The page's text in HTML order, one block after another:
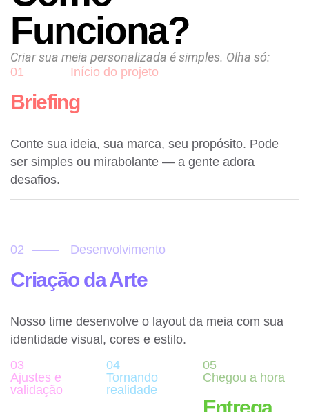
Funciona?
Criar sua meia personalizada é simples. Olha só:
01 Início do projeto
Briefing
Conte sua ideia, sua marca, seu propósito. Pode
ser simples ou mirabolante — a gente adora
desafios.
02 Desenvolvimento
Criação da Arte
Nosso time desenvolve o layout da meia com sua
identidade visual, cores e estilo.
03
Ajustes e
validação
04
Tornando
realidade
05
Chegou a hora